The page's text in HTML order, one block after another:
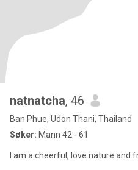
natnatcha, 46
Ban Phue, Udon Thani, Thailand
Søker: Mann 42 - 61
I am a cheerful, love nature and